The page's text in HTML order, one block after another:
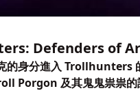
Defenders of
的身分進入 Trollhunters
Porgon 及其鬼鬼祟祟